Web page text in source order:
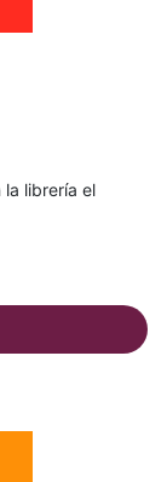
la librería el